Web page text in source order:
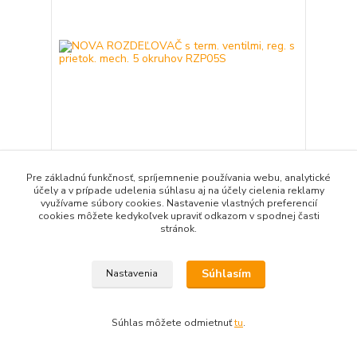
NOVA ROZDEĽOVAČ s term. ventilmi, reg. s
prietok. mech. 5 okruhov RZP05S
156,62 EUR/ks
Pre základnú funkčnosť, spríjemnenie používania webu, analytické
účely a v prípade udelenia súhlasu aj na účely cielenia reklamy
využívame súbory cookies. Nastavenie vlastných preferencií
cookies môžete kedykoľvek upraviť odkazom v spodnej časti
stránok.
Nastavenia Súhlasím
Súhlas môžete odmietnuťtu.